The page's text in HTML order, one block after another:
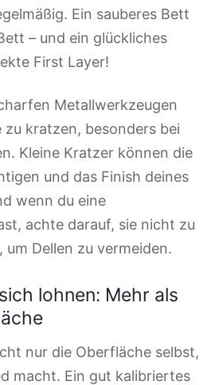
Ein sauberes Bett
– und ein glückliches
First Layer!
Metallwerkzeugen
kratzen, besonders bei
Kleine Kratzer können die
und das Finish deines
wenn du eine
achte darauf, sie nicht zu
Dellen zu vermeiden.
lohnen: Mehr als
nur die Oberfläche selbst,
macht. Ein gut kalibriertes